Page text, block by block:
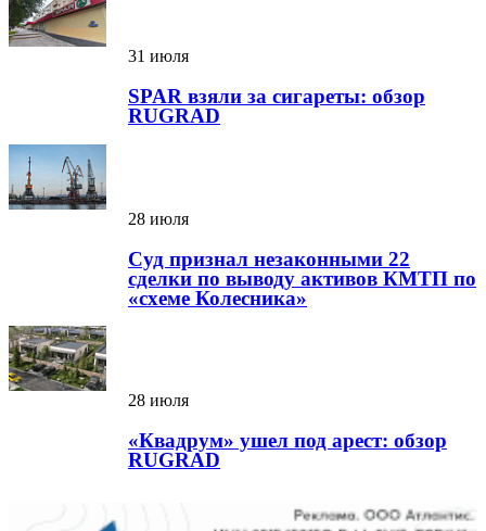
31 июля
SPAR взяли за сигареты: обзор
RUGRAD
28 июля
Суд признал незаконными 22
сделки по выводу активов КМТП по
«схеме Колесника»
28 июля
«Квадрум» ушел под арест: обзор
RUGRAD